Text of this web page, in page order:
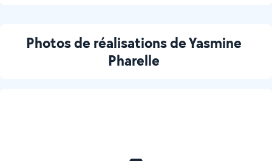
Photos de réalisations de Yasmine
Pharelle